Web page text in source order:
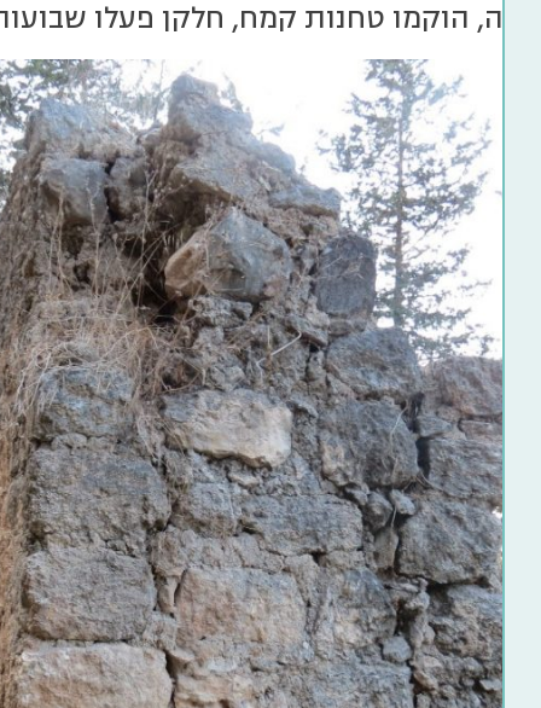
הוקמו טחנות קמח, חלקן פעלו